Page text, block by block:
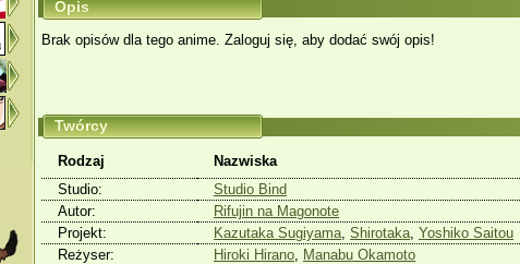
Opis
Brak opisów dla tego anime. Zaloguj się, aby dodać swój opis!
Twórcy
Rodzaj
Nazwiska
Studio:
Studio Bind
Autor:
Rifujin na Magonote
Projekt:
Kazutaka Sugiyama, Shirotaka, Yoshiko Saitou
Reżyser:
Hiroki Hirano, Manabu Okamoto